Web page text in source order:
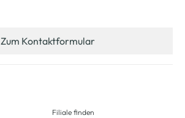
Zum Kontaktformular
Filiale finden